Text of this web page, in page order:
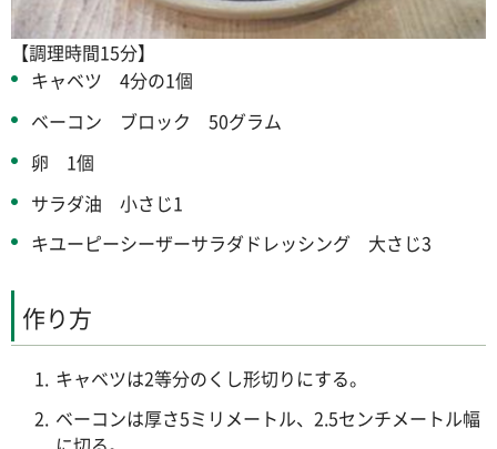
【調理時間15分】
キャベツ 4分の1個
ベーコン ブロック 50グラム
卵 1個
サラダ油 小さじ1
キユーピーシーザーサラダドレッシング 大さじ3
作り方
キャベツは2等分のくし形切りにする。
ベーコンは厚さ5ミリメートル、2.5センチメートル幅